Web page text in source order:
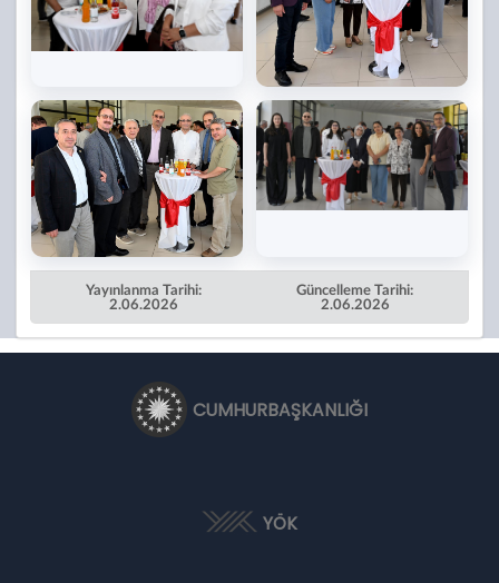
Yayınlanma Tarihi:
2.06.2026
Güncelleme Tarihi:
2.06.2026
CUMHURBAŞKANLIĞI
YÖK